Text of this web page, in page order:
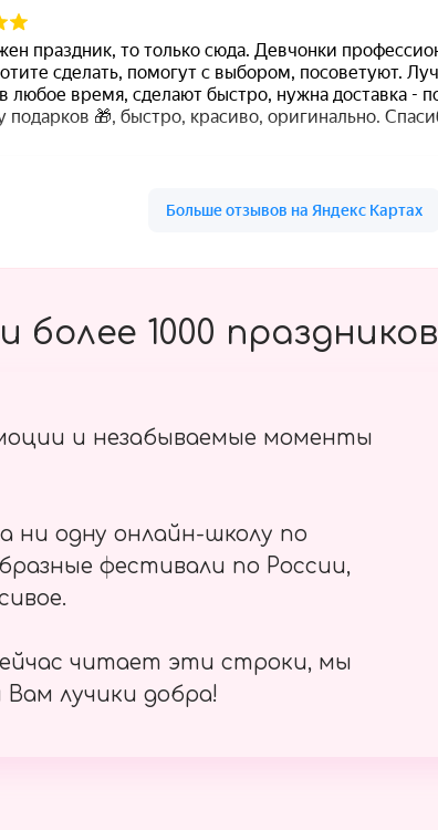
1000 праздников
и незабываемые моменты
ни одну онлайн-школу по
фестивали по России,
читает эти строки, мы
лучики добра!